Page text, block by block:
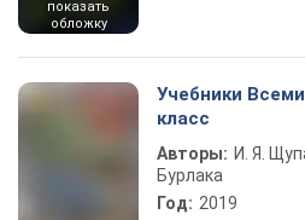
показать
обложку
Учебники
класс
Авторы: И. Я.
Бурлака
Год: 2019